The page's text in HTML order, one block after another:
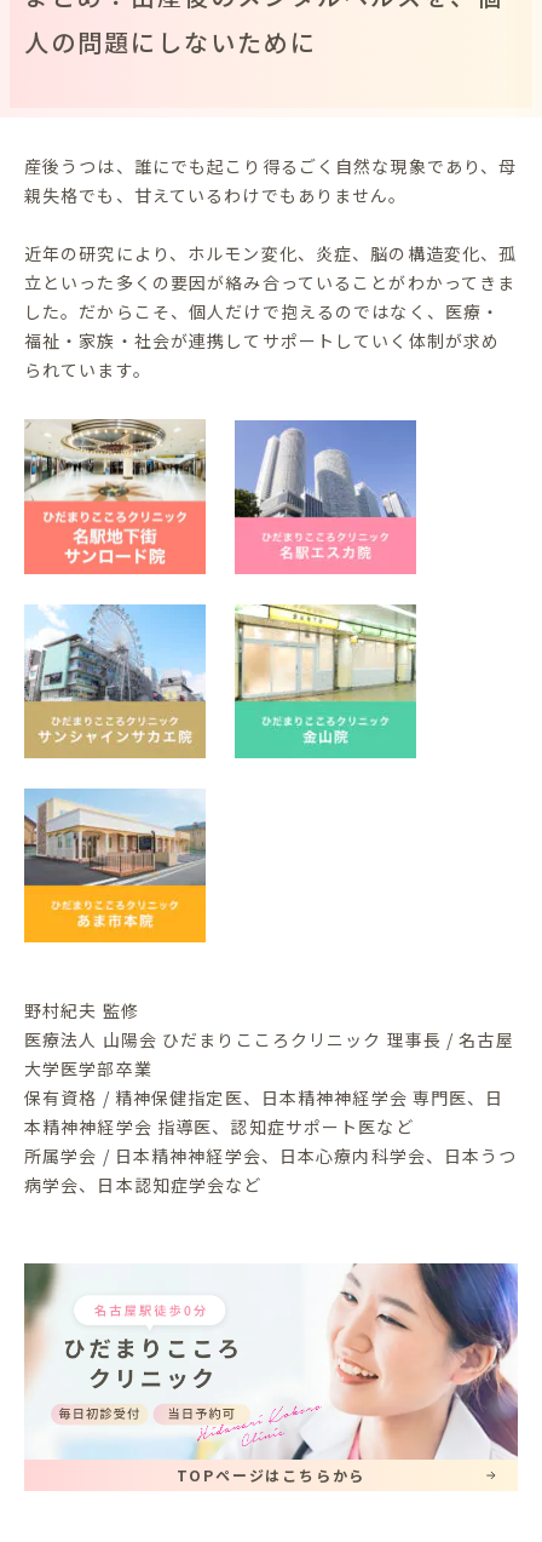
人の問題にしないために
産後うつは、誰にでも起こり得るごく自然な現象であり、母
親失格でも、甘えているわけでもありません。
近年の研究により、ホルモン変化、炎症、脳の構造変化、孤
立といった多くの要因が絡み合っていることがわかってきま
した。だからこそ、個人だけで抱えるのではなく、医療・
福祉・家族・社会が連携してサポートしていく体制が求め
られています。
野村紀夫 監修
医療法人 山陽会 ひだまりこころクリニック 理事長 / 名古屋
大学医学部卒業
保有資格 / 精神保健指定医、日本精神神経学会 専門医、日
本精神神経学会 指導医、認知症サポート医など
所属学会 / 日本精神神経学会、日本心療内科学会、日本うつ
病学会、日本認知症学会など
TOPページはこちらから